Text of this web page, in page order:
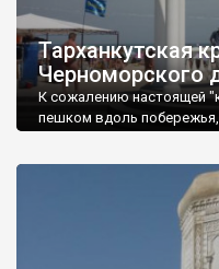
Тарханкутская
Черноморского
К сожалению настоящей
пешком вдоль